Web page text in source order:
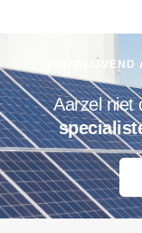
VRIJBLIJVEND
Aarzel niet